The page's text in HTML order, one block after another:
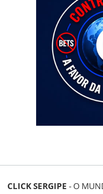
CLICK SERGIPE - O